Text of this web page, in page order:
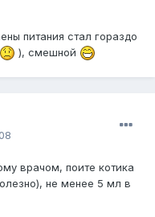
питания стал гораздо
), смешной
врачом, поите котика
не менее 5 мл в